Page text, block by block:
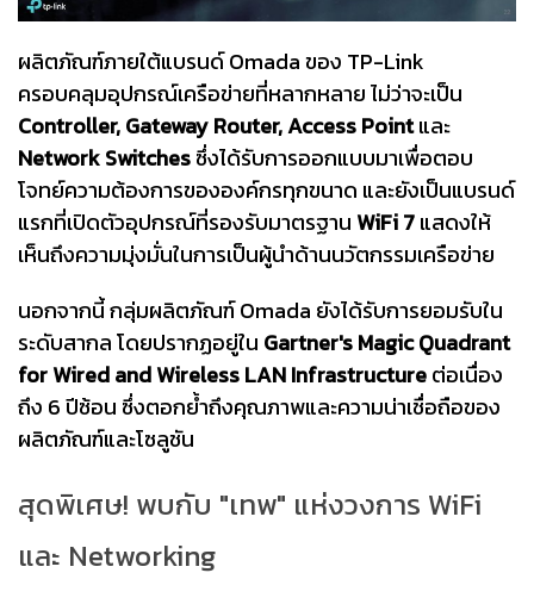
ผลิตภัณฑ์ภายใต้แบรนด์ Omada ของ TP-Link
ครอบคลุมอุปกรณ์เครือข่ายที่หลากหลาย ไม่ว่าจะเป็น
Controller, Gateway Router, Access Pointและ
Network Switchesซึ่งได้รับการออกแบบมาเพื่อตอบ
โจทย์ความต้องการขององค์กรทุกขนาด และยังเป็นแบรนด์
แรกที่เปิดตัวอุปกรณ์ที่รองรับมาตรฐาน WiFi 7แสดงให้
เห็นถึงความมุ่งมั่นในการเป็นผู้นำด้านนวัตกรรมเครือข่าย
นอกจากนี้ กลุ่มผลิตภัณฑ์ Omada ยังได้รับการยอมรับใน
ระดับสากล โดยปรากฏอยู่ใน Gartner's Magic Quadrant
for Wired and Wireless LAN Infrastructureต่อเนื่อง
ถึง 6 ปีซ้อน ซึ่งตอกย้ำถึงคุณภาพและความน่าเชื่อถือของ
ผลิตภัณฑ์และโซลูชัน
สุดพิเศษ! พบกับ "เทพ" แห่งวงการ WiFi
และ Networking